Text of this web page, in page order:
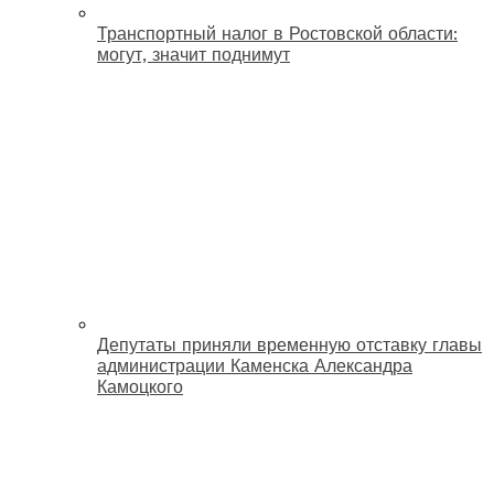
Транспортный налог в Ростовской области:
могут, значит поднимут
Депутаты приняли временную отставку главы
администрации Каменска Александра
Камоцкого